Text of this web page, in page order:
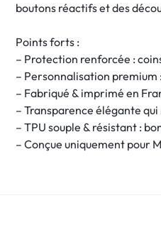
boutons réactifs et des
Points forts :
– Protection renforcée :
– Personnalisation
– Fabriqué & imprimé en
– Transparence élégante
– TPU souple & résistant :
– Conçue uniquement pour